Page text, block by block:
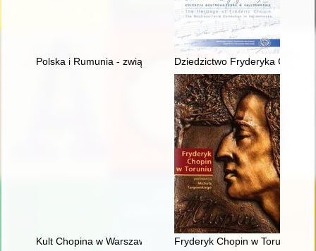
Polska i Rumunia - związki historyczne i kulturowe -
Dziedzictwo Fryderyka
Kult Chopina w Warszawie pod zaborem rosyjskim
Fryderyk Chopin w Toruniu